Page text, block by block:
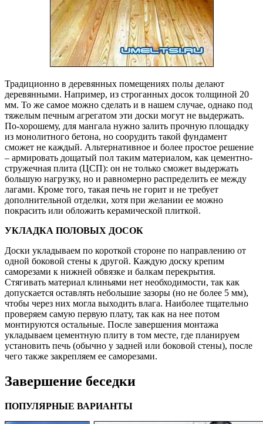
Традиционно в деревянных помещениях полы делают
деревянными. Например, из строганных досок толщиной 20
мм. То же самое можно сделать и в нашем случае, однако под
тяжелым печным агрегатом эти доски могут не выдержать.
По-хорошему, для мангала нужно залить прочную площадку
из монолитного бетона, но соорудить такой фундамент
сможет не каждый. Альтернативное и более простое решение
– армировать дощатый пол таким материалом, как цементно-
стружечная плита (ЦСП): он не только сможет выдержать
большую нагрузку, но и равномерно распределить ее между
лагами. Кроме того, такая печь не горит и не требует
дополнительной отделки, хотя при желании ее можно
покрасить или обложить керамической плиткой.
УКЛАДКА ПОЛОВЫХ ДОСОК
Доски укладываем по короткой стороне по направлению от
одной боковой стены к другой. Каждую доску крепим
саморезами к нижней обвязке и балкам перекрытия.
Стягивать материал клиньями нет необходимости, так как
допускается оставлять небольшие зазоры (но не более 5 мм),
чтобы через них могла выходить влага. Наиболее тщательно
проверяем самую первую плату, так как на нее потом
монтируются остальные. После завершения монтажа
укладываем цементную плиту в том месте, где планируем
установить печь (обычно у задней или боковой стены), после
чего также закрепляем ее саморезами.
Завершение беседки
ПОПУЛЯРНЫЕ ВАРИАНТЫ